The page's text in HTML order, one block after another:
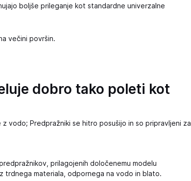
boljše prileganje kot standardne univerzalne
večini površin.
dobro tako poleti kot
vodo; Predpražniki se hitro posušijo in so pripravljeni za
prilagojenih določenemu modelu
trdnega materiala, odpornega na vodo in blato.